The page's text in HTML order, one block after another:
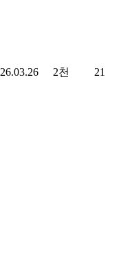
26.03.26 2천 21